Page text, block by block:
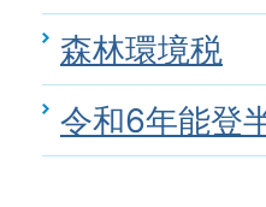
森林環境税
令和6年能登